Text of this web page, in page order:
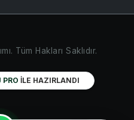
Tüm Hakları Saklıdır.
PRO İLE HAZIRLANDI